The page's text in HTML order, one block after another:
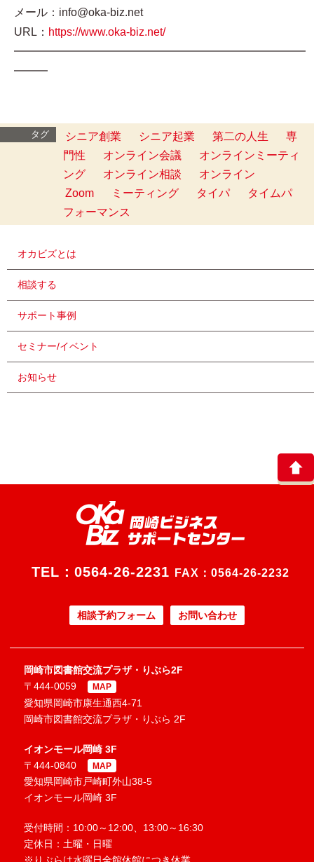
メール：info@oka-biz.net
URL： https://www.oka-biz.net/
━━━━━━━━━━━━━━━━━━━━━━━━━━
━━━
タグ シニア創業 シニア起業 第二の人生
専
門性
オンライン会議
オンラインミーティ
ング
オンライン相談
オンライン
Zoom
ミーティング タイパ
タイムパ
フォーマンス
オカビズとは
相談する
サポート事例
セミナー/イベント
お知らせ
TEL： 0564-26-2231 FAX：0564-26-2232
相談予約フォーム お問い合わせ
岡崎市図書館交流プラザ・りぶら2F
〒444-0059
MAP
愛知県岡崎市康生通西4-71
岡崎市図書館交流プラザ・りぶら 2F
イオンモール岡崎 3F
〒444-0840
MAP
愛知県岡崎市戸崎町外山38-5
イオンモール岡崎 3F
受付時間：10:00～12:00、13:00～16:30
定休日：土曜・日曜